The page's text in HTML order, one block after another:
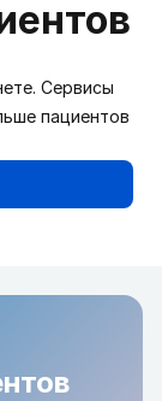
Сервисы
пациентов